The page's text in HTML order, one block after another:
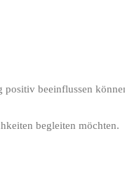
positiv beeinflussen
begleiten möchten.